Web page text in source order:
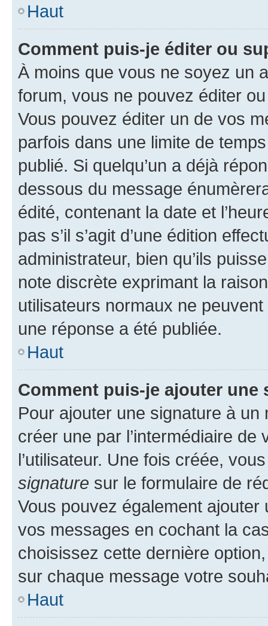
Haut
Comment puis-je éditer ou
À moins que vous ne soyez un
forum, vous ne pouvez éditer
Vous pouvez éditer un de vos
parfois dans une limite de
publié. Si quelqu’un a déjà
dessous du message
édité, contenant la date et
pas s’il s’agit d’une édition
administrateur, bien qu’ils
note discrète exprimant la
utilisateurs normaux ne
une réponse a été publiée.
Haut
Comment puis-je ajouter une
Pour ajouter une signature à un
créer une par l’intermédiaire
l’utilisateur. Une fois créée,
signature sur le formulaire de
Vous pouvez également
vos messages en cochant la
choisissez cette dernière
sur chaque message votre
Haut